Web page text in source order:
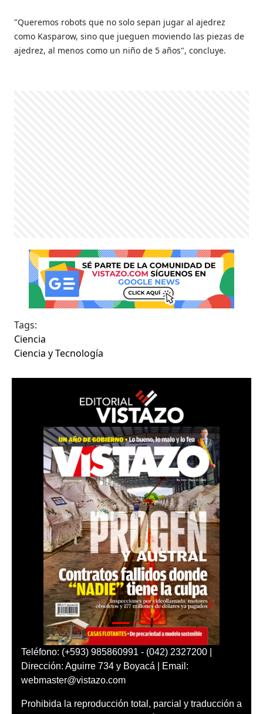
"Queremos robots que no solo sepan jugar al ajedrez
como Kasparow, sino que jueguen moviendo las piezas de
ajedrez, al menos como un niño de 5 años", concluye.
Tags:
Ciencia
Ciencia y Tecnología
Teléfono: (+593) 985860991 - (042) 2327200 |
Dirección: Aguirre 734 y Boyacá | Email:
webmaster@vistazo.com
Prohibida la reproducción total, parcial y traducción a